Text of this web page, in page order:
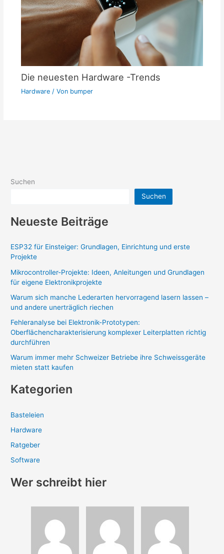
Die neuesten Hardware -Trends
Hardware/ Von bumper
Suchen
Suchen
Neueste Beiträge
ESP32 für Einsteiger: Grundlagen, Einrichtung und erste
Projekte
Mikrocontroller-Projekte: Ideen, Anleitungen und Grundlagen
für eigene Elektronikprojekte
Warum sich manche Lederarten hervorragend lasern lassen –
und andere unerträglich riechen
Fehleranalyse bei Elektronik-Prototypen:
Oberflächencharakterisierung komplexer Leiterplatten richtig
durchführen
Warum immer mehr Schweizer Betriebe ihre Schweissgeräte
mieten statt kaufen
Kategorien
Basteleien
Hardware
Ratgeber
Software
Wer schreibt hier